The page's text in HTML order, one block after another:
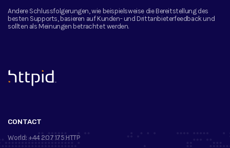
Andere Schlussfolgerungen, wie beispielsweise die Bereitstellung des
besten Supports, basieren auf Kunden- und Drittanbieterfeedback und
sollten als Meinungen betrachtet werden.
™
CONTACT
World: +44 207 175 HTTP